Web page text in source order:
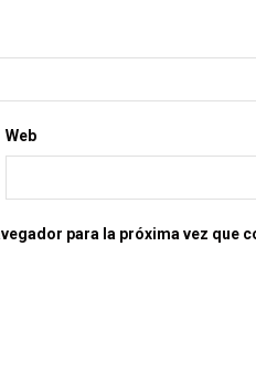
Web
para la próxima vez que